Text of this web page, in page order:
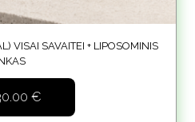
VISAI SAVAITEI + LIPOSOMINIS
€